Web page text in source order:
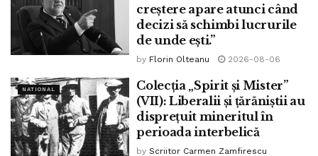
Tags: acord BOR campanie vaccinare catalin serban
informare corectă populație www.bpnews.ro
creștere apare atunci când
decizi să schimbi lucrurile
de unde ești.”
by Florin Olteanu 2026-08-06
NATIONAL
Colecția „Spirit și Mister”
(VII): Liberalii și țărăniștii au
disprețuit mineritul în
perioada interbelică
by Scriitor Carmen Zamfirescu